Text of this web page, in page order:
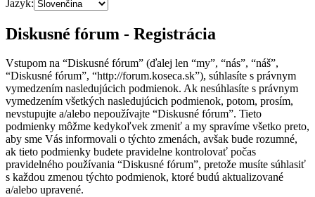
Jazyk:
Diskusné fórum - Registrácia
Vstupom na “Diskusné fórum” (ďalej len “my”, “nás”, “náš”,
“Diskusné fórum”, “http://forum.koseca.sk”), súhlasíte s právnym
vymedzením nasledujúcich podmienok. Ak nesúhlasíte s právnym
vymedzením všetkých nasledujúcich podmienok, potom, prosím,
nevstupujte a/alebo nepoužívajte “Diskusné fórum”. Tieto
podmienky môžme kedykoľvek zmeniť a my spravíme všetko preto,
aby sme Vás informovali o týchto zmenách, avšak bude rozumné,
ak tieto podmienky budete pravidelne kontrolovať počas
pravidelného používania “Diskusné fórum”, pretože musíte súhlasiť
s každou zmenou týchto podmienok, ktoré budú aktualizované
a/alebo upravené.